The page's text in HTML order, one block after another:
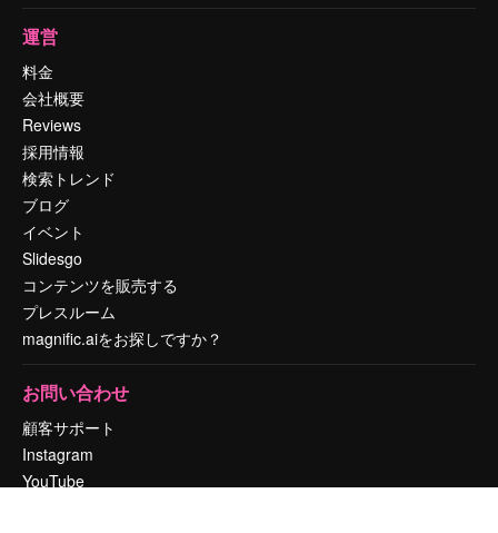
運営
料金
会社概要
Reviews
採用情報
検索トレンド
ブログ
イベント
Slidesgo
コンテンツを販売する
プレスルーム
magnific.aiをお探しですか？
お問い合わせ
顧客サポート
Instagram
YouTube